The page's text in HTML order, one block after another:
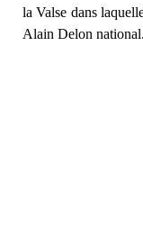
la Valse dans
Alain Delon national.